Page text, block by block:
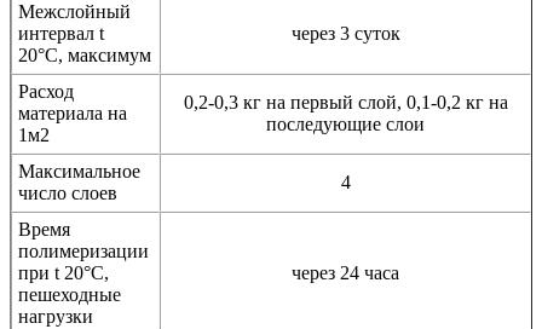
Межслойный
интервал t
20°С, максимум
через 3 суток
Расход
материала на
1м2
0,2-0,3 кг на первый слой, 0,1-0,2 кг на
последующие слои
Максимальное
число слоев
4
Время
полимеризации
при t 20°C,
пешеходные
нагрузки
через 24 часа